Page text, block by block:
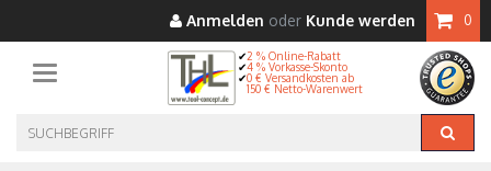
Anmelden oder Kunde werden 0
Toggle navigation
2 % Online-Rabatt
4 % Vorkasse-Skonto
0 € Versandkosten ab
150 € Netto-Warenwert